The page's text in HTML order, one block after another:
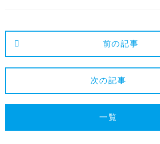
2025年1月 前の記事
次の記事
一覧